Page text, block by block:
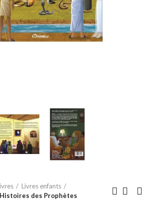
Livres enfants
des Prophètes